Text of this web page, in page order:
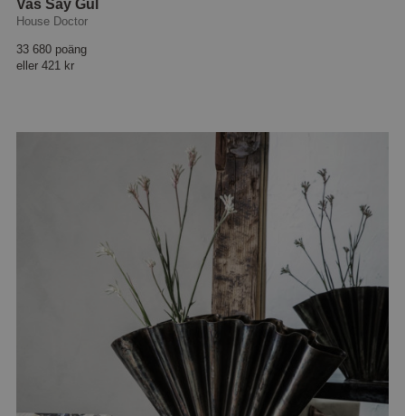
Vas Say Gul
House Doctor
33 680 poäng
eller 421 kr